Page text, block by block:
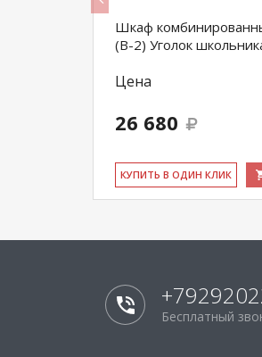
Шкаф
(В-2) Уголок
Цена
26 680
КУ­ПИТЬ В ОДИН КЛИК
Бесплатный